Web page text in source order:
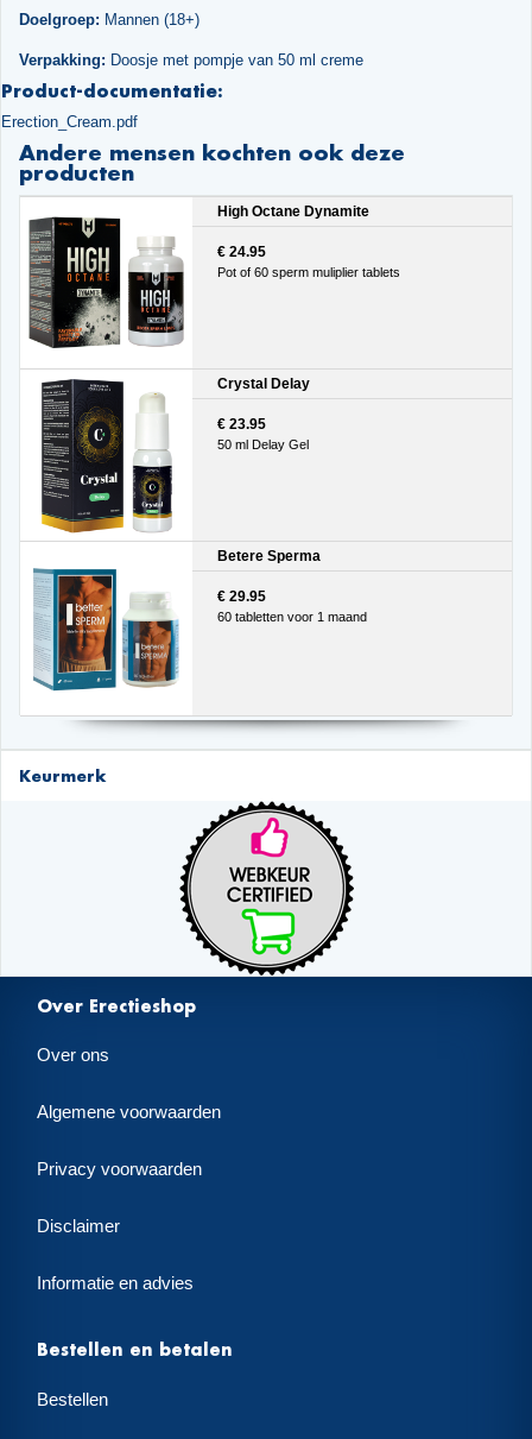
Doelgroep: Mannen (18+)
Verpakking: Doosje met pompje van 50 ml creme
Product-documentatie:
Erection_Cream.pdf
Andere mensen kochten ook deze
producten
High Octane Dynamite
€ 24.95
Pot of 60 sperm muliplier tablets
Crystal Delay
€ 23.95
50 ml Delay Gel
Betere Sperma
€ 29.95
60 tabletten voor 1 maand
Keurmerk
Over Erectieshop
Over ons
Algemene voorwaarden
Privacy voorwaarden
Disclaimer
Informatie en advies
Bestellen en betalen
Bestellen